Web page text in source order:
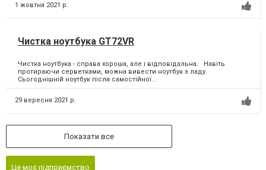
1 жовтня 2021 р.
Чистка ноутбука GT72VR
Чистка ноутбука - справа хороша, але і відповідальна. Навіть
протираючи серветками, можна вивести ноутбук з ладу.
Сьогоднішній ноутбук після самостійної...
29 вересня 2021 р.
Показати все
Це моє підприємство